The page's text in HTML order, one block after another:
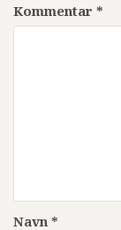
Kommentar *
Navn *